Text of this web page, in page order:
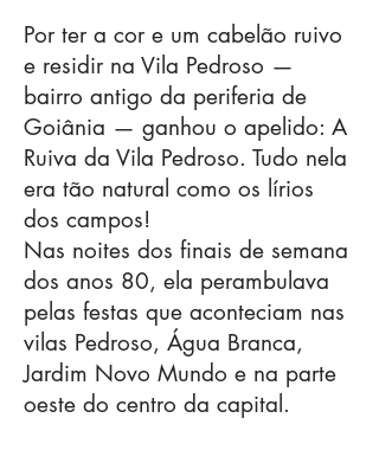
Por ter a cor e um cabelão ruivo
e residir na Vila Pedroso —
bairro antigo da periferia de
Goiânia — ganhou o apelido: A
Ruiva da Vila Pedroso. Tudo nela
era tão natural como os lírios
dos campos!
Nas noites dos finais de semana
dos anos 80, ela perambulava
pelas festas que aconteciam nas
vilas Pedroso, Água Branca,
Jardim Novo Mundo e na parte
oeste do centro da capital.